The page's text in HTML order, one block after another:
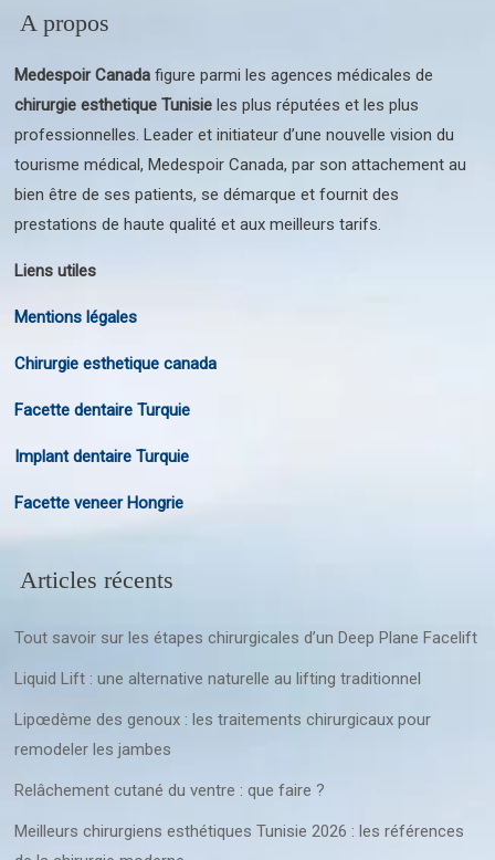
A propos
Medespoir Canada figure parmi les agences médicales de
chirurgie esthetique Tunisie les plus réputées et les plus
professionnelles. Leader et initiateur d’une nouvelle vision du
tourisme médical, Medespoir Canada, par son attachement au
bien être de ses patients, se démarque et fournit des
prestations de haute qualité et aux meilleurs tarifs.
Liens utiles
Mentions légales
Chirurgie esthetique canada
Facette dentaire Turquie
Implant dentaire Turquie
Facette veneer Hongrie
Articles récents
Tout savoir sur les étapes chirurgicales d’un Deep Plane Facelift
Liquid Lift : une alternative naturelle au lifting traditionnel
Lipœdème des genoux : les traitements chirurgicaux pour
remodeler les jambes
Relâchement cutané du ventre : que faire ?
Meilleurs chirurgiens esthétiques Tunisie 2026 : les références